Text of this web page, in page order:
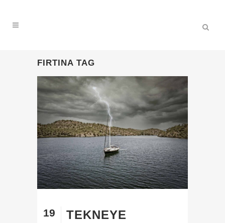
FIRTINA TAG
19
TEKNEYE